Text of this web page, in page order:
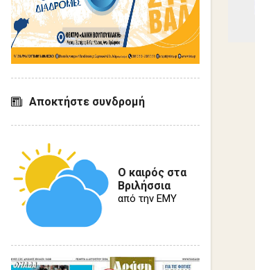
Αποκτήστε συνδρομή
Ο καιρός στα
Βριλήσσια
από την ΕΜΥ